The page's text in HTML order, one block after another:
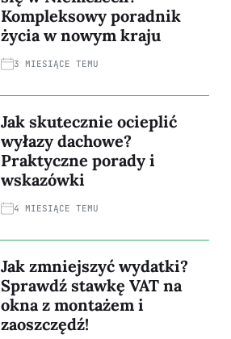
Kompleksowy poradnik
życia w nowym kraju
3 MIESIĄCE TEMU
Jak skutecznie ocieplić
wyłazy dachowe?
Praktyczne porady i
wskazówki
4 MIESIĄCE TEMU
Jak zmniejszyć wydatki?
Sprawdź stawkę VAT na
okna z montażem i
zaoszczędź!